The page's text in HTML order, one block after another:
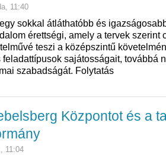
11:40
sokkal átláthatóbb és
érettségi, amely a tervek szerint
teszi a középszintű
sajátosságait, továbbá
szabadságát. Folytatás
Központot és a
11:04